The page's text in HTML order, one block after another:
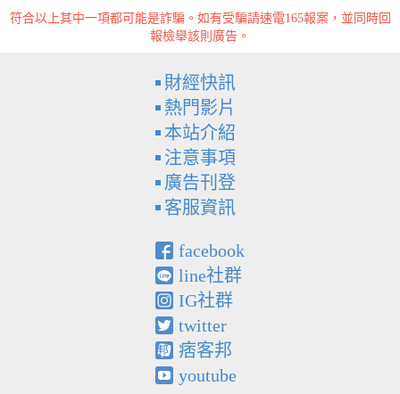
符合以上其中一項都可能是詐騙。如有受騙請速電165報案，並同時回
報檢舉該則廣告。
財經快訊
熱門影片
本站介紹
注意事項
廣告刊登
客服資訊
facebook
line社群
IG社群
twitter
痞客邦
youtube